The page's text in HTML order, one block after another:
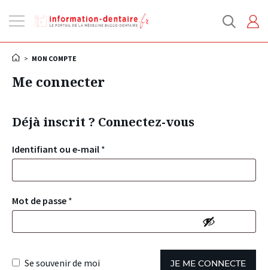
la
> MON COMPTE
Me connecter
Déjà inscrit ? Connectez-vous
Identifiant ou e-mail *
Mot de passe *
Se souvenir de moi JE ME CONNECTE